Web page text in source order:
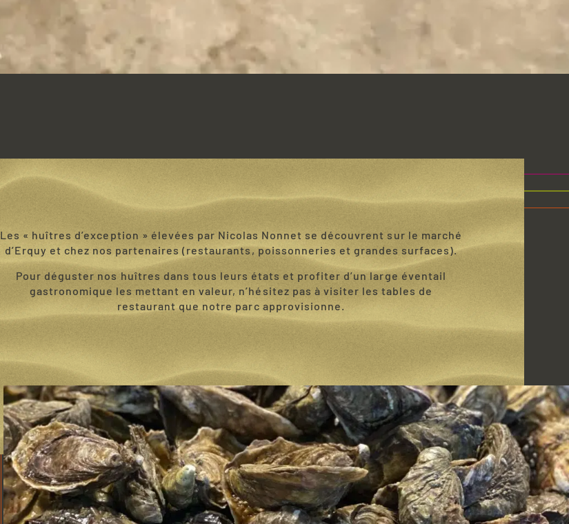
Les « huîtres d’exception » élevées par Nicolas Nonnet se découvrent sur le marché
d’Erquy et chez nos partenaires (restaurants, poissonneries et grandes surfaces).
Pour déguster nos huîtres dans tous leurs états et profiter d’un large éventail
gastronomique les mettant en valeur, n’hésitez pas à visiter les tables de
restaurant que notre parc approvisionne.